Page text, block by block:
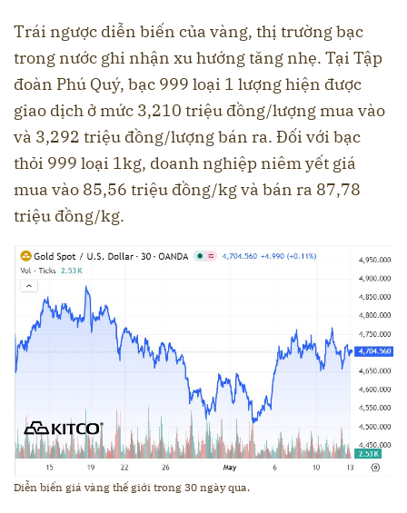
Trái ngược diễn biến của vàng, thị trường bạc
trong nước ghi nhận xu hướng tăng nhẹ. Tại Tập
đoàn Phú Quý, bạc 999 loại 1 lượng hiện được
giao dịch ở mức 3,210 triệu đồng/lượng mua vào
và 3,292 triệu đồng/lượng bán ra. Đối với bạc
thỏi 999 loại 1kg, doanh nghiệp niêm yết giá
mua vào 85,56 triệu đồng/kg và bán ra 87,78
triệu đồng/kg.
Diễn biến giá vàng thế giới trong 30 ngày qua.